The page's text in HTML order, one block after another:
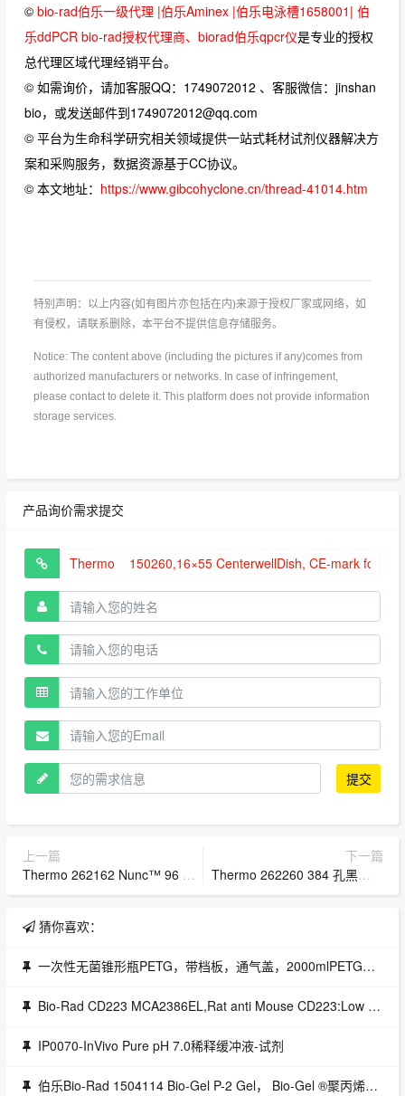
© bio-rad伯乐一级代理 |伯乐Aminex |伯乐电泳槽1658001| 伯
乐ddPCR bio-rad授权代理商、biorad伯乐qpcr仪是专业的授权
总代理区域代理经销平台。
© 如需询价，请加客服QQ：1749072012 、客服微信：jinshan
bio，或发送邮件到1749072012@qq.com
© 平台为生命科学研究相关领域提供一站式耗材试剂仪器解决方
案和采购服务，数据资源基于CC协议。
© 本文地址： https://www.gibcohyclone.cn/thread-41014.htm
特别声明：以上内容(如有图片亦包括在内)来源于授权厂家或网络，如
有侵权，请联系删除，本平台不提供信息存储服务。
Notice: The content above (including the pictures if any)comes from
authorized manufacturers or networks. In case of infringement,
please contact to delete it. This platform does not provide information
storage services.
产品询价需求提交
提交
上一篇
Thermo 262162 Nunc™ 96 孔聚苯乙烯圆底微孔板,U96 well BACTI PLATE/Nunc 96孔微孔板，U型底，聚苯乙烯，外部尺寸128*86mm,表面未经处理，已灭菌，无盖，数量每包/箱，1/50
下一篇
Thermo 262260 384 孔黑色板，未经处理表面，非无菌，每包 25 个,384 孔黑色板，未经处理表面，非无菌，每包 25 个
猜你喜欢：
一次性无菌锥形瓶PETG，带档板，通气盖，2000mlPETG（聚对苯二甲酸乙二醇酯共聚物），高密度聚乙烯（HDPE）.2um盖货号4116-2000
Bio-Rad CD223 MCA2386EL,Rat anti Mouse CD223:Low Endotoxin
IP0070-InVivo Pure pH 7.0稀释缓冲液-试剂
伯乐Bio-Rad 1504114 Bio-Gel P-2 Gel， Bio-Gel ®聚丙烯酰胺凝胶填料100 g